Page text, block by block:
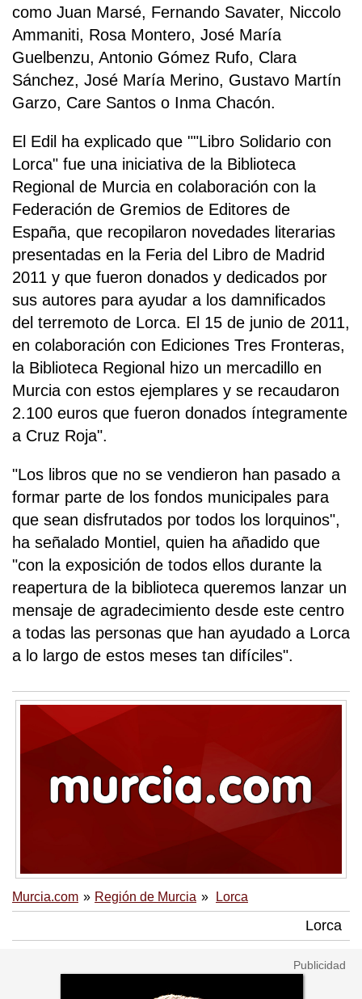
como Juan Marsé, Fernando Savater, Niccolo
Ammaniti, Rosa Montero, José María
Guelbenzu, Antonio Gómez Rufo, Clara
Sánchez, José María Merino, Gustavo Martín
Garzo, Care Santos o Inma Chacón.
El Edil ha explicado que ""Libro Solidario con
Lorca" fue una iniciativa de la Biblioteca
Regional de Murcia en colaboración con la
Federación de Gremios de Editores de
España, que recopilaron novedades literarias
presentadas en la Feria del Libro de Madrid
2011 y que fueron donados y dedicados por
sus autores para ayudar a los damnificados
del terremoto de Lorca. El 15 de junio de 2011,
en colaboración con Ediciones Tres Fronteras,
la Biblioteca Regional hizo un mercadillo en
Murcia con estos ejemplares y se recaudaron
2.100 euros que fueron donados íntegramente
a Cruz Roja".
"Los libros que no se vendieron han pasado a
formar parte de los fondos municipales para
que sean disfrutados por todos los lorquinos",
ha señalado Montiel, quien ha añadido que
"con la exposición de todos ellos durante la
reapertura de la biblioteca queremos lanzar un
mensaje de agradecimiento desde este centro
a todas las personas que han ayudado a Lorca
a lo largo de estos meses tan difíciles".
Murcia.com Región de Murcia Lorca
Lorca